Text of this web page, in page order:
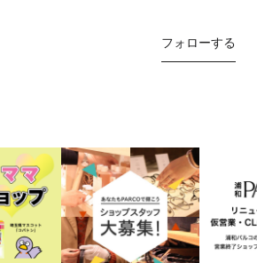
フォローする